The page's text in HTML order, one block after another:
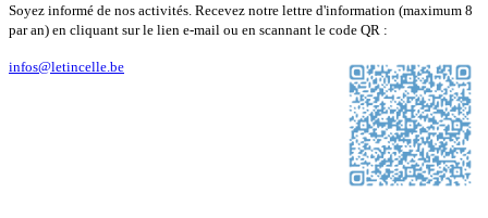
Soyez informé de nos activités. Recevez notre lettre d'information (maximum 8
par an) en cliquant sur le lien e-mail ou en scannant le code QR :
infos@letincelle.be